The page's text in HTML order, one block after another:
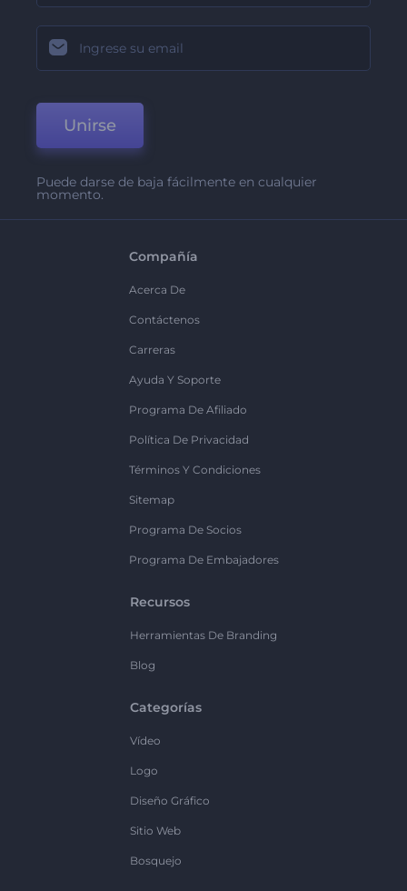
Unirse
Puede darse de baja fácilmente en cualquier
momento.
Compañía
Acerca De
Contáctenos
Carreras
Ayuda Y Soporte
Programa De Afiliado
Política De Privacidad
Términos Y Condiciones
Sitemap
Programa De Socios
Programa De Embajadores
Recursos
Herramientas De Branding
Blog
Categorías
Vídeo
Logo
Diseño Gráfico
Sitio Web
Bosquejo